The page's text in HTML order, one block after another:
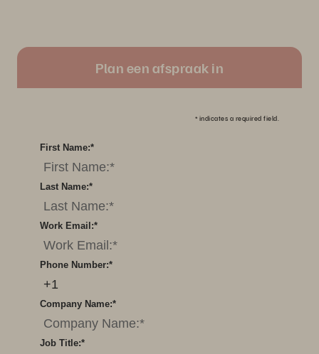
Plan een afspraak in
* indicates a required field.
*
First Name:
*
Last Name:
*
Work Email:
*
Phone Number:
*
Company Name:
*
Job Title: